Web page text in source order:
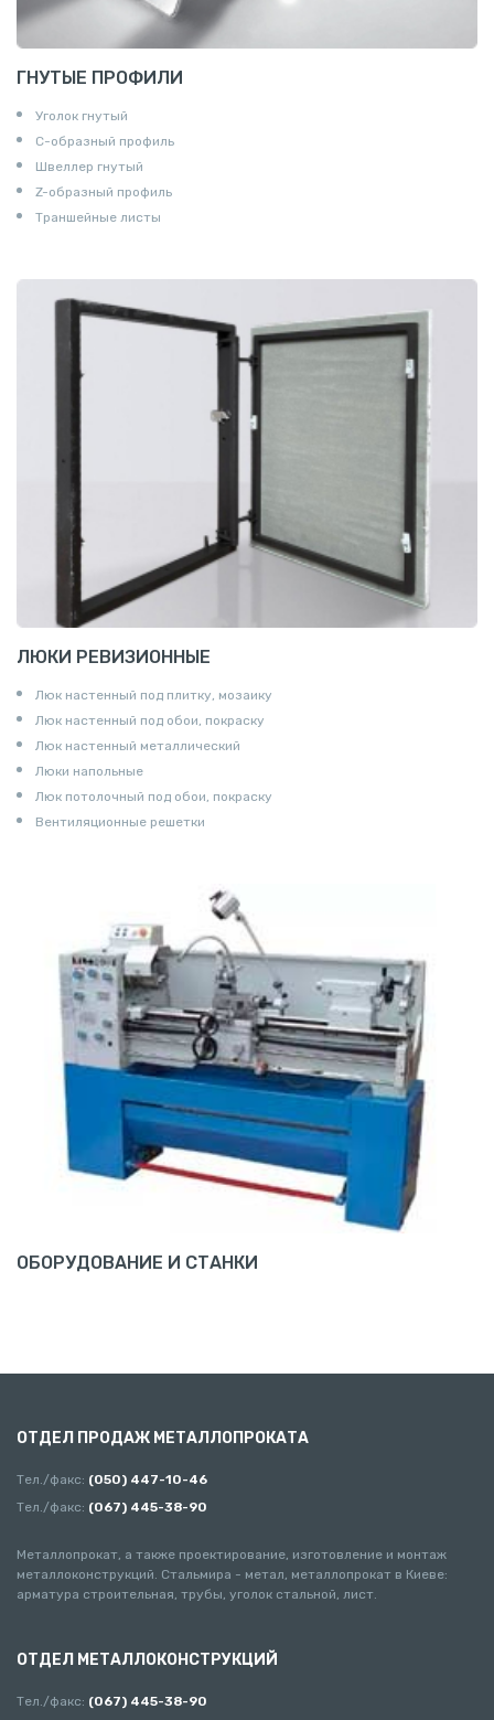
ГНУТЫЕ ПРОФИЛИ
Уголок гнутый
С-образный профиль
Швеллер гнутый
Z-образный профиль
Траншейные листы
ЛЮКИ РЕВИЗИОННЫЕ
Люк настенный под плитку, мозаику
Люк настенный под обои, покраску
Люк настенный металлический
Люки напольные
Люк потолочный под обои, покраску
Вентиляционные решетки
ОБОРУДОВАНИЕ И СТАНКИ
ОТДЕЛ ПРОДАЖ МЕТАЛЛОПРОКАТА
Тел./факс: (050) 447-10-46
Тел./факс: (067) 445-38-90
Металлопрокат, а также проектирование, изготовление и монтаж
металлоконструкций. Стальмира - метал, металлопрокат в Киеве:
арматура строительная, трубы, уголок стальной, лист.
ОТДЕЛ МЕТАЛЛОКОНСТРУКЦИЙ
Тел./факс: (067) 445-38-90